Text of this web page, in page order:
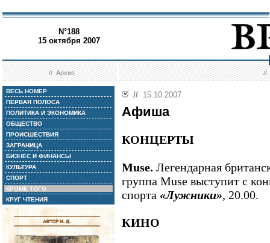
N°188
15 октября 2007
//Архив //
ВЕСЬ НОМЕР
ПЕРВАЯ ПОЛОСА
ПОЛИТИКА И ЭКОНОМИКА
ОБЩЕСТВО
ПРОИСШЕСТВИЯ
ЗАГРАНИЦА
БИЗНЕС И ФИНАНСЫ
КУЛЬТУРА
СПОРТ
КРОМЕ ТОГО
КРУГ ЧТЕНИЯ
// 15.10.2007
Афиша
КОНЦЕРТЫ
Muse. Легендарная
группа Muse выступит с
спорта «Лужники», 20.00.
КИНО